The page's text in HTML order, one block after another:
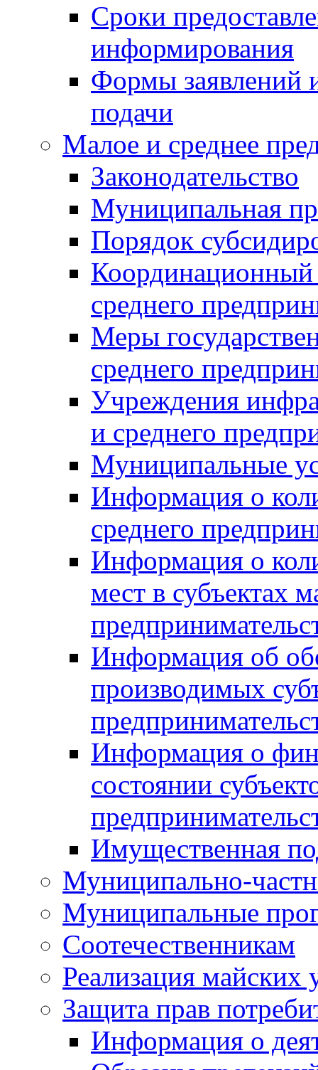
Сроки
информирования
Формы заявлений
подачи
Малое и среднее
Законодательство
Муниципальная
Порядок
Координационный
среднего
Меры
среднего
Учреждения
и среднего
Муниципальные
Информация о
среднего
Информация о
мест в субъектах
Информация об
производимых
Информация о
состоянии
Имущественная
Муниципально-
Муниципальные
Соотечественникам
Реализация майских
Защита прав
Информация о